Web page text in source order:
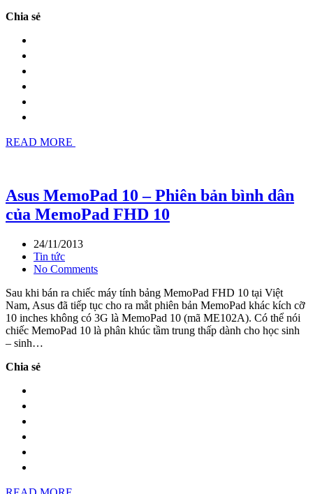
Chia sẻ
READ MORE
Asus MemoPad 10 – Phiên bản bình dân
của MemoPad FHD 10
24/11/2013
Tin tức
No Comments
Sau khi bán ra chiếc máy tính bảng MemoPad FHD 10 tại Việt
Nam, Asus đã tiếp tục cho ra mắt phiên bản MemoPad khác kích cỡ
10 inches không có 3G là MemoPad 10 (mã ME102A). Có thể nói
chiếc MemoPad 10 là phân khúc tầm trung thấp dành cho học sinh
– sinh…
Chia sẻ